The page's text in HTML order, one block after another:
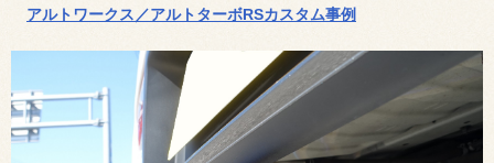
アルトワークス／アルトターボRSカスタム事例